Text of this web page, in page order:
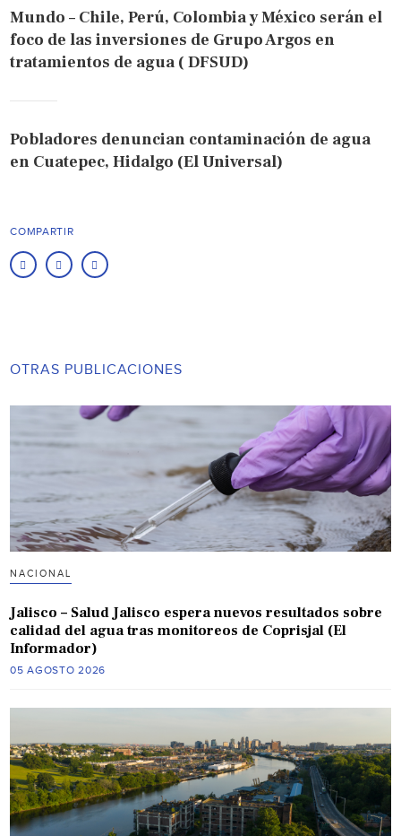
Mundo – Chile, Perú, Colombia y México serán el
foco de las inversiones de Grupo Argos en
tratamientos de agua ( DFSUD)
Pobladores denuncian contaminación de agua
en Cuatepec, Hidalgo (El Universal)
COMPARTIR
OTRAS PUBLICACIONES
NACIONAL
Jalisco – Salud Jalisco espera nuevos resultados sobre
calidad del agua tras monitoreos de Coprisjal (El
Informador)
05 AGOSTO 2026